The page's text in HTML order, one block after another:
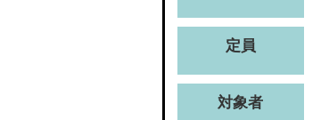
定員
対象者